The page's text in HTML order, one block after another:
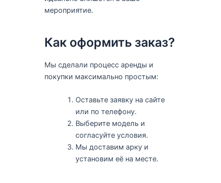
мероприятие.
Как оформить заказ?
Мы сделали процесс аренды и
покупки максимально простым:
Оставьте заявку на сайте
или по телефону.
Выберите модель и
согласуйте условия.
Мы доставим арку и
установим её на месте.